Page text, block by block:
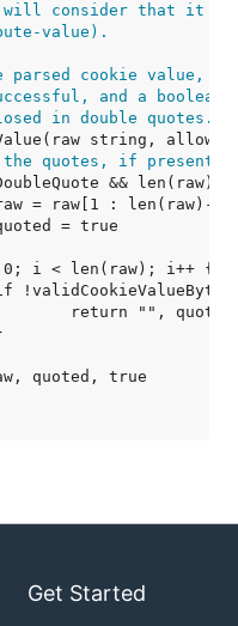
consider that it is
value).
cookie value, a
and a boolean
in double quotes.
quotes, if present.
Get Started